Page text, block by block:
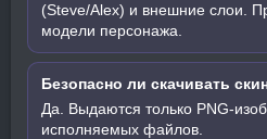
(Steve/Alex) и внешние слои.
модели персонажа.
Безопасно ли скачивать
Да. Выдаются только PNG-
исполняемых файлов.